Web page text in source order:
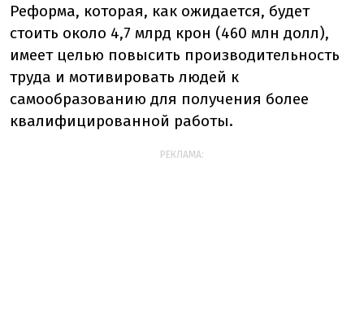
Реформа, которая, как ожидается, будет
стоить около 4,7 млрд крон (460 млн долл),
имеет целью повысить производительность
труда и мотивировать людей к
самообразованию для получения более
квалифицированной работы.
РЕКЛАМА: